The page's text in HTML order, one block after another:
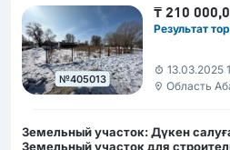
№405013
₸ 210
Результат
13.03.2025
Область
Земельный участок: Дүкен
Земельный участок для